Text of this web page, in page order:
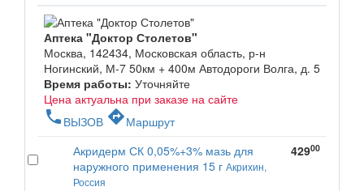
Аптека "Доктор Столетов"
Москва, 142434, Московская область, р-н
Ногинский, М-7 50км + 400м Автодороги Волга, д. 5
Время работы: Уточняйте
Цена актуальна при заказе на сайте
phone ВЫЗОВ directionsМаршрут
Акридерм СК 0,05%+3% мазь для
наружного применения 15 г Акрихин,
Россия
42900